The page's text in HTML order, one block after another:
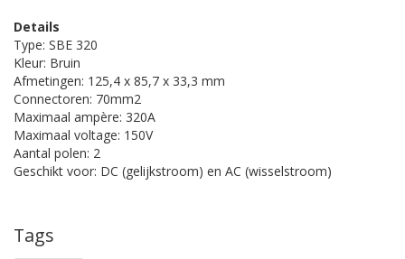
Details
Type: SBE 320
Kleur: Bruin
Afmetingen: 125,4 x 85,7 x 33,3 mm
Connectoren: 70mm2
Maximaal ampère: 320A
Maximaal voltage: 150V
Aantal polen: 2
Geschikt voor: DC (gelijkstroom) en AC (wisselstroom)
Tags